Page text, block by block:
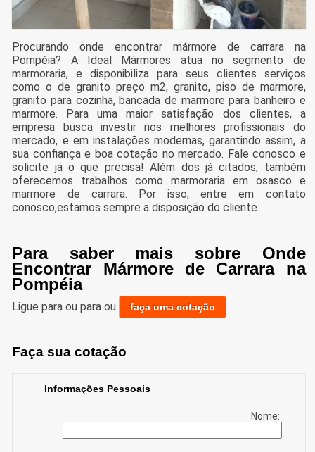
Procurando onde encontrar mármore de carrara na
Pompéia? A Ideal Mármores atua no segmento de
marmoraria, e disponibiliza para seus clientes serviços
como o de granito preço m2, granito, piso de marmore,
granito para cozinha, bancada de marmore para banheiro e
marmore. Para uma maior satisfação dos clientes, a
empresa busca investir nos melhores profissionais do
mercado, e em instalações modernas, garantindo assim, a
sua confiança e boa cotação no mercado. Fale conosco e
solicite já o que precisa! Além dos já citados, também
oferecemos trabalhos como marmoraria em osasco e
marmore de carrara. Por isso, entre em contato
conosco,estamos sempre a disposição do cliente.
Para saber mais sobre Onde
Encontrar Mármore de Carrara na
Pompéia
Ligue paraou paraou faça uma cotação
Faça sua cotação
Informações Pessoais
Nome: